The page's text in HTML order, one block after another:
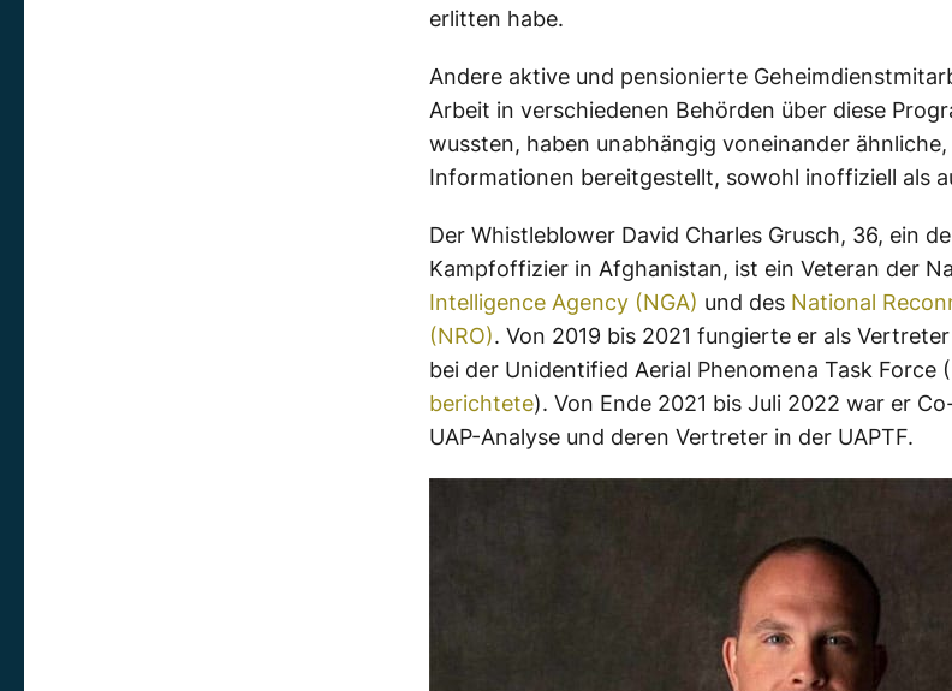
erlitten habe.
Andere aktive und pensionierte
Arbeit in verschiedenen Behörden über diese
wussten, haben unabhängig voneinander
Informationen bereitgestellt, sowohl inoffiziell als
Der Whistleblower David Charles Grusch, 36, ein
Kampfoffizier in Afghanistan, ist ein Veteran der
Intelligence Agency (NGA) und des National
(NRO). Von 2019 bis 2021 fungierte er als
bei der Unidentified Aerial Phenomena Task Force
berichtete). Von Ende 2021 bis Juli 2022 war er
UAP-Analyse und deren Vertreter in der UAPTF.